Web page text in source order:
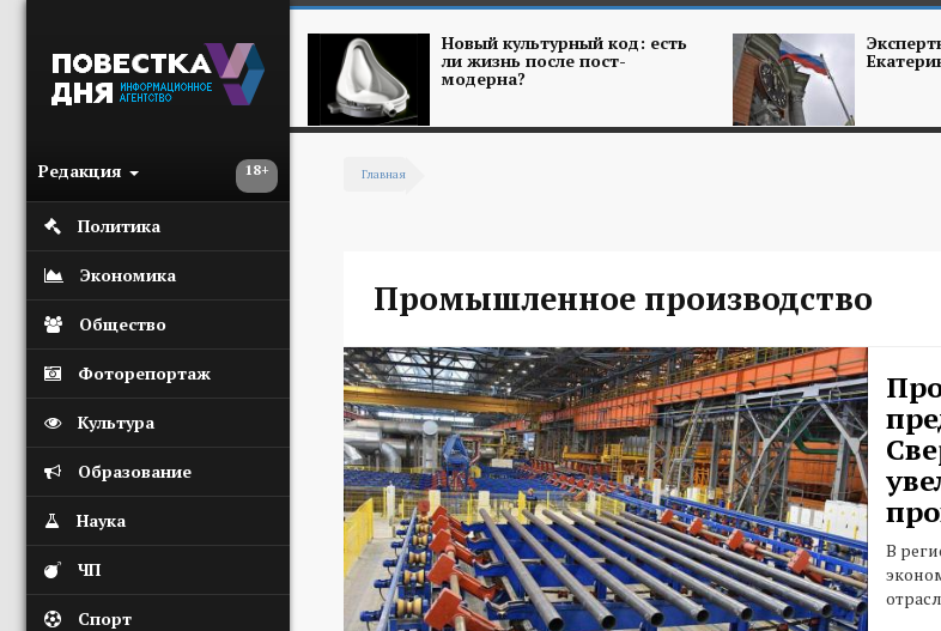
18+
Редакция
Политика
Экономика
Общество
Фоторепортаж
Культура
Образование
Наука
ЧП
Спорт
Новый культурный код: есть
ли жизнь после пост-
модерна?
Главная
Промышленное производство
В